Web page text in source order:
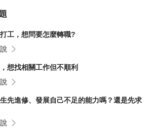
工，想問要怎麼轉職?
想找相關工作但不順利
先進修、發展自己不足的能力嗎？還是先求